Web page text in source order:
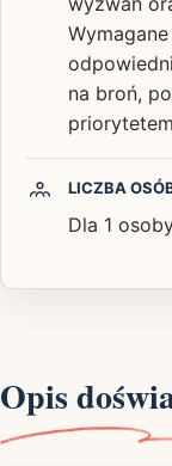
na broń,
LICZBA
Dla 1
Opis